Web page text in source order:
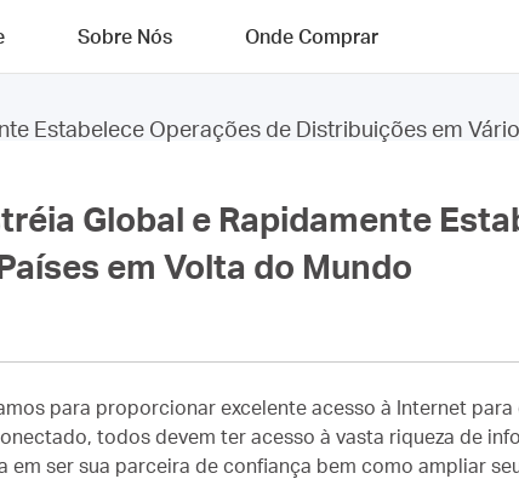
Sobre Nós Onde Comprar
Estabelece Operações de Distribuições em
Global e Rapidamente
em Volta do Mundo
para proporcionar excelente acesso à Internet
todos devem ter acesso à vasta riqueza de
em ser sua parceira de confiança bem como ampliar